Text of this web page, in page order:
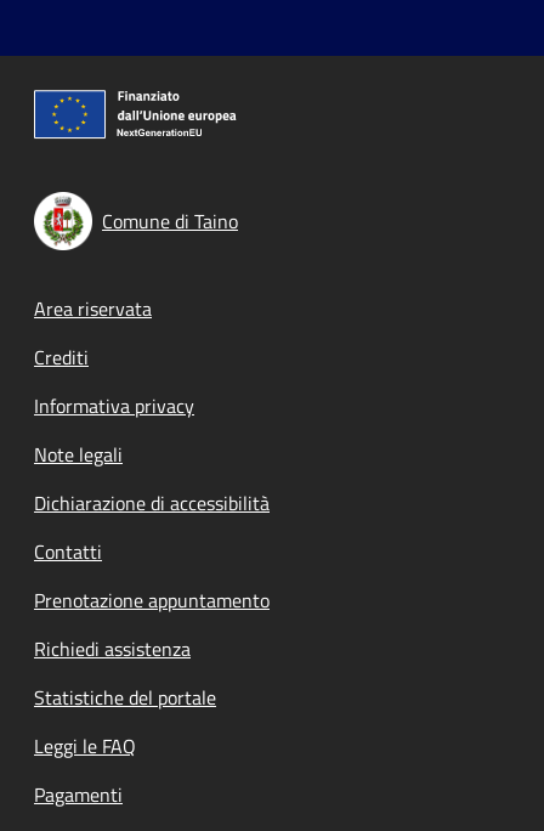
Comune di Taino
Footer menu
Area riservata
Crediti
Informativa privacy
Note legali
Dichiarazione di accessibilità
Contatti
Prenotazione appuntamento
Richiedi assistenza
Statistiche del portale
Leggi le FAQ
Pagamenti